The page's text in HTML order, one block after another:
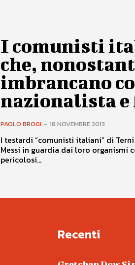
I comunisti
che,
imbrancano
nazionalista
PAOLO BROGI - 18 NOVEMBRE 2013
I testardi “comunisti italiani” di
Messi in guardia dai loro organismi
pericolosi...
Recenti